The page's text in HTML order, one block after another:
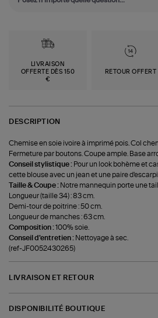
LIVRAISON
OFFERTE DÈS 150
€
RETOUR OFFERT
DESCRIPTION
Chemise en soie ivoire à imprimé pois. Col
Fermeture par boutons. Coupe ample. Base
Conseil stylistique : Pour un look bohème et
cette blouse avec un jean et une paire
Taille & Coupe : Notre mannequin porte une
Longueur (taille 34) : 83 cm.
Demi-tour de poitrine : 50 cm.
Longueur de manches : 63 cm.
Composition :100% soie.
Conseil d'entretien : Nettoyage à sec.
(ref-JF0052430265)
LIVRAISON ET RETOUR
DISPONIBILITÉ BOUTIQUE